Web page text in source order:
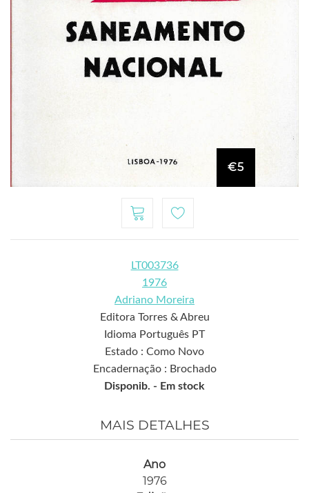
€5
LT003736
1976
Adriano Moreira
Editora Torres & Abreu
Idioma Português PT
Estado : Como Novo
Encadernação : Brochado
Disponib. - Em stock
MAIS DETALHES
Ano
1976